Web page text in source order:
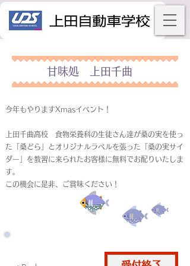
甘味処 上田千曲
今年もやりますXmasイベント！
上田千曲高校 食物栄養科の生徒さん達が桑の実を使っ
た「桑どら」とオリジナルラベルを張った「桑の実サイ
ダー」を教習に来られたお客様に無料でお配りいたしま
す。
この機会に是非、ご賞味ください！